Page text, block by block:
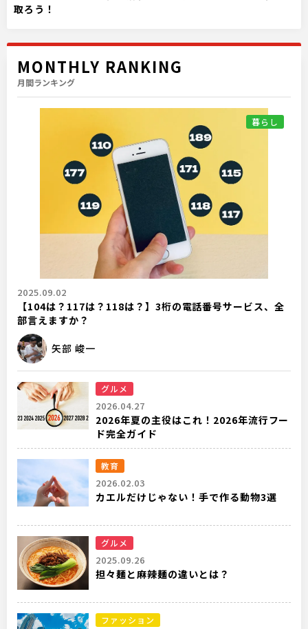
取ろう！
MONTHLY RANKING
月間ランキング
暮らし
2025.09.02
【104は？117は？118は？】3桁の電話番号サービス、全
部言えますか？
矢部 峻一
グルメ
2026.04.27
2026年夏の主役はこれ！2026年流行フー
ド完全ガイド
教育
2026.02.03
カエルだけじゃない！手で作る動物3選
グルメ
2025.09.26
担々麺と麻辣麺の違いとは？
ファッション